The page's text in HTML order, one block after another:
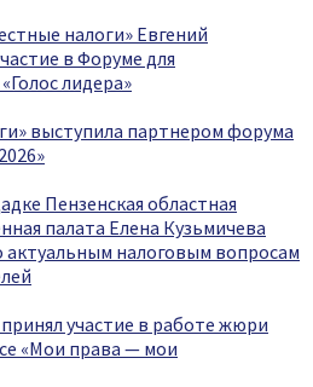
налоги» Евгений
в Форуме для
лидера»
выступила партнером форума
Пензенская областная
палата Елена Кузьмичева
актуальным налоговым вопросам
участие в работе жюри
«Мои права — мои